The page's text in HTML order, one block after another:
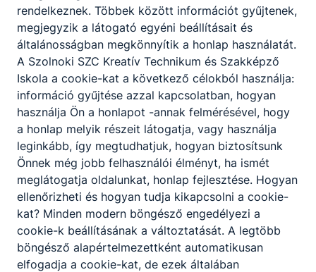
TESTNEVELÉSI ÉS SPORTJÁTÉKOK
TERMÉSZETBEN ŰZHETŐ SPORTÁGAK
ÉLŐ IDEGEN NYELV (ANGOL NYELV) -
TÉMAKÖRÖK
SZEMÉLYES VONATKOZÁSOK, CSALÁD
EMBER ÉS TÁRSADALOM
KÖRNYEZETÜNK
AZ ISKOLA
A MUNKA VILÁGA
ÉLETMÓD
SZABADIDŐ, MŰVELŐDÉS, SZÓRAKOZÁS
UTAZÁS, TURIZMUS
TUDOMÁNY ÉS TECHNIKA
GAZDASÁG
rendelkeznek. Többek között információt gyűjtenek,
megjegyzik a látogató egyéni beállításait és
általánosságban megkönnyítik a honlap használatát.
A Szolnoki SZC Kreatív Technikum és Szakképző
Iskola a cookie-kat a következő célokból használja:
információ gyűjtése azzal kapcsolatban, hogyan
használja Ön a honlapot -annak felmérésével, hogy
a honlap melyik részeit látogatja, vagy használja
leginkább, így megtudhatjuk, hogyan biztosítsunk
Önnek még jobb felhasználói élményt, ha ismét
meglátogatja oldalunkat, honlap fejlesztése. Hogyan
ellenőrizheti és hogyan tudja kikapcsolni a cookie-
kat? Minden modern böngésző engedélyezi a
cookie-k beállításának a változtatását. A legtöbb
böngésző alapértelmezettként automatikusan
elfogadja a cookie-kat, de ezek általában